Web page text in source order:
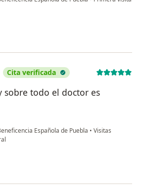
Bueno
Cita verificada
sobre todo el doctor es
Española de Puebla • Visitas
Rubio